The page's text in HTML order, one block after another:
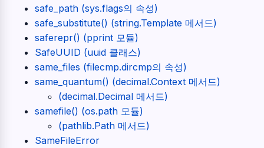
safe_path (sys.flags의 속성)
safe_substitute() (string.Template 메서드)
saferepr() (pprint 모듈)
SafeUUID (uuid 클래스)
same_files (filecmp.dircmp의 속성)
same_quantum() (decimal.Context 메서드)
(decimal.Decimal 메서드)
samefile() (os.path 모듈)
(pathlib.Path 메서드)
SameFileError